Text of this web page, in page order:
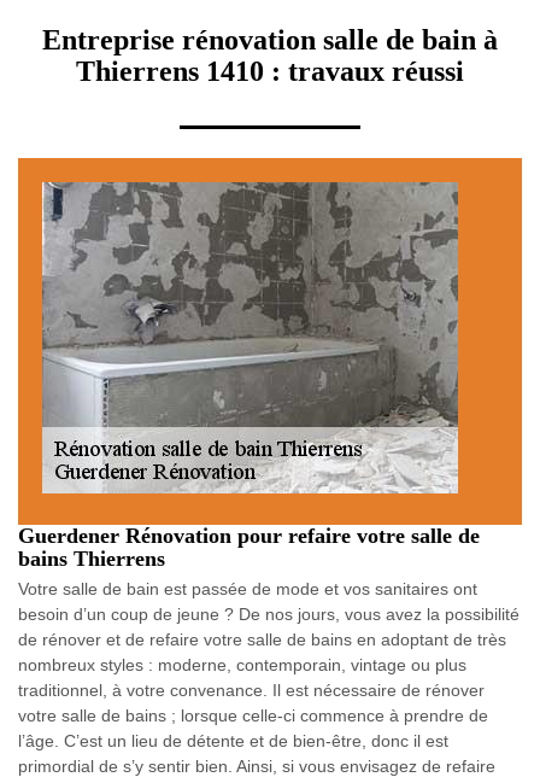
Entreprise rénovation salle de bain à
Thierrens 1410 : travaux réussi
Guerdener Rénovation pour refaire votre salle de
bains Thierrens
Votre salle de bain est passée de mode et vos sanitaires ont
besoin d’un coup de jeune ? De nos jours, vous avez la possibilité
de rénover et de refaire votre salle de bains en adoptant de très
nombreux styles : moderne, contemporain, vintage ou plus
traditionnel, à votre convenance. Il est nécessaire de rénover
votre salle de bains ; lorsque celle-ci commence à prendre de
l’âge. C’est un lieu de détente et de bien-être, donc il est
primordial de s’y sentir bien. Ainsi, si vous envisagez de refaire